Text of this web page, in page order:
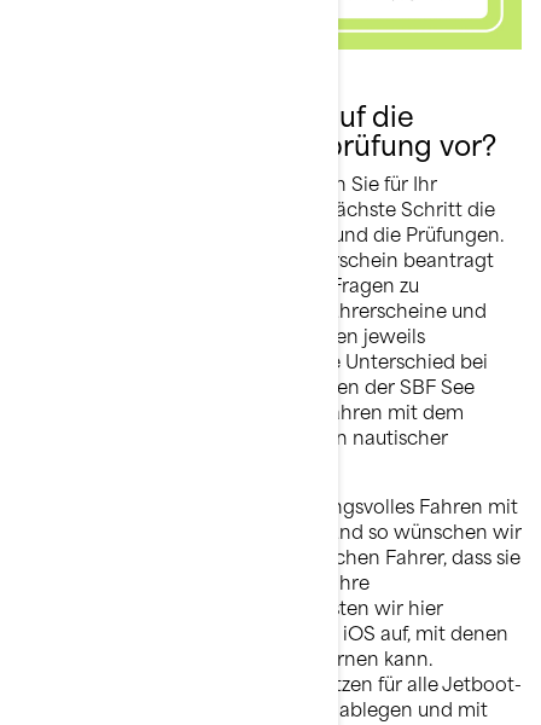
Wie bereitet man sich auf die
Sportbootführerscheinprüfung vor?
Wenn klar ist, welchen Führerschein Sie für Ihr
Wasserfahrzeug brauchen, ist der nächste Schritt die
Vorbereitung auf die Beantragung und die Prüfungen.
Unabhängig davon, welcher Führerschein beantragt
wird, gibt es sieben grundlegende Fragen zu
gemeinsamen Themen für beide Führerscheine und
einen Abschnitt mit 23 Fragen zu den jeweils
behandelten Bereichen. Der größte Unterschied bei
der Prüfung ist der Theorieteil, für den der SBF See
mehr Fragen aufweist, weil beim Fahren mit dem
Jetboot auf dem Meer Kenntnisse in nautischer
Bei Sea-Doo liegt uns verantwortungsvolles Fahren mit
dem Wassermotorrad am Herzen, und so wünschen wir
uns natürlich auch für unsere deutschen Fahrer, dass sie
so gut wie möglich vorbereitet auf ihre
Führerscheinprüfung sind. Daher listen wir hier
verschiedene Apps für Android und iOS auf, mit denen
man für die Führerscheinprüfung lernen kann.
Hoffentlich sind diese Apps von Nutzen für alle Jetboot-
Begeisterten, die den Führerschein ablegen und mit